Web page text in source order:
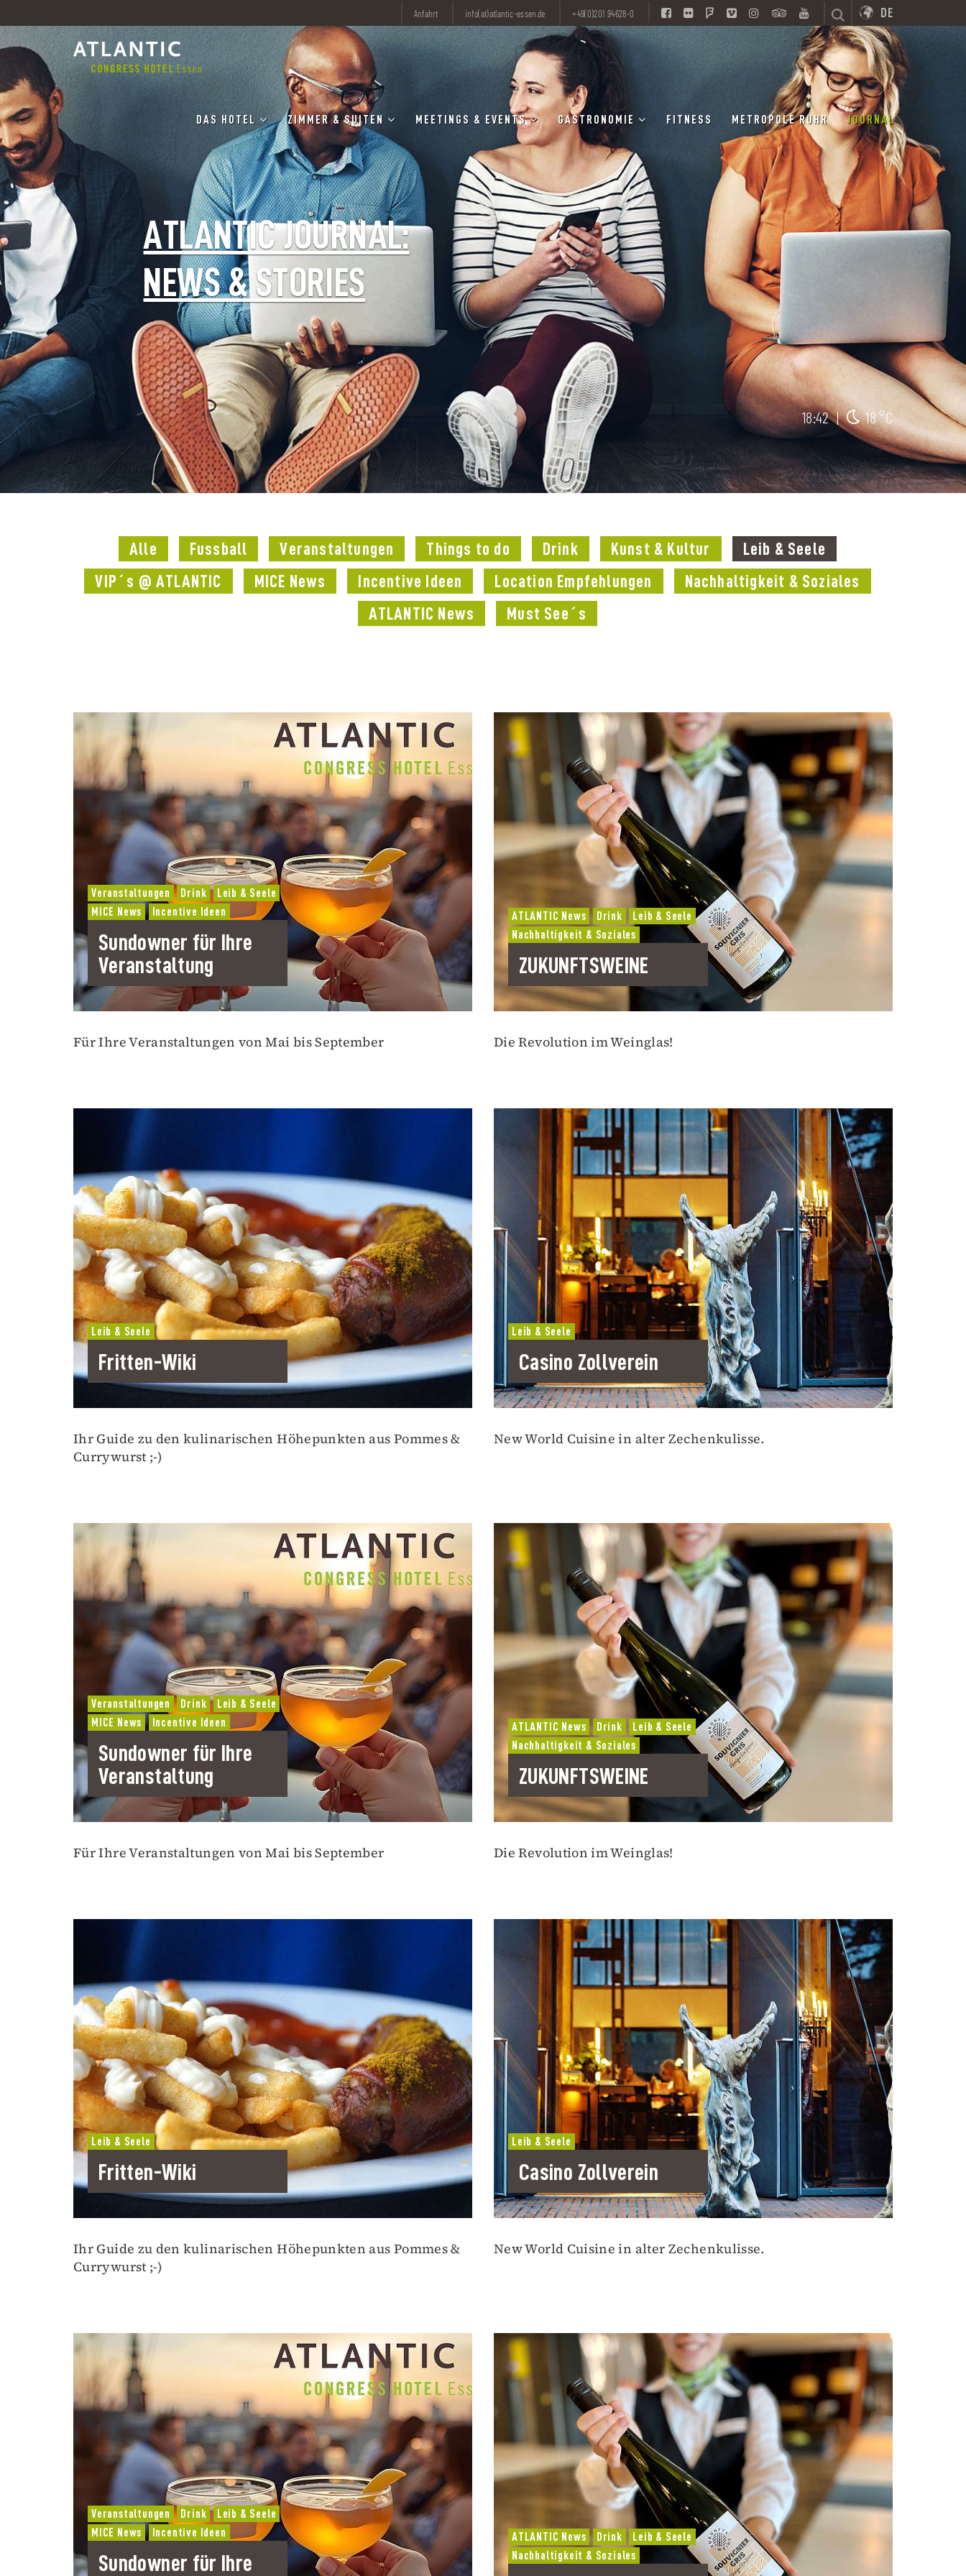
Anfahrt info(at)atlantic-essen.de +49(0)201 94628-0 DE
DAS HOTEL ZIMMER & SUITEN MEETINGS & EVENTS GASTRONOMIE FITNESS METROPOLE RUHR JOURNAL
ATLANTIC JOURNAL:
NEWS & STORIES
18:42 | 18 °C
Alle Fussball Veranstaltungen Things to do Drink Kunst & Kultur
Leib & Seele
VIP´s @ ATLANTIC
MICE News Incentive Ideen Location Empfehlungen
Nachhaltigkeit & Soziales
ATLANTIC News
Must See´s
Veranstaltungen Drink
Leib & Seele
MICE News
Incentive Ideen
Sundowner für Ihre
Veranstaltung
Für Ihre Veranstaltungen von Mai bis September
ATLANTIC News Drink
Leib & Seele
Nachhaltigkeit & Soziales
ZUKUNFTSWEINE
Die Revolution im Weinglas!
Leib & Seele
Fritten-Wiki
Ihr Guide zu den kulinarischen Höhepunkten aus Pommes &
Currywurst ;-)
Leib & Seele
Casino Zollverein
New World Cuisine in alter Zechenkulisse.
Veranstaltungen Drink
Leib & Seele
MICE News
Incentive Ideen
Sundowner für Ihre
Veranstaltung
Für Ihre Veranstaltungen von Mai bis September
ATLANTIC News Drink
Leib & Seele
Nachhaltigkeit & Soziales
ZUKUNFTSWEINE
Die Revolution im Weinglas!
Leib & Seele
Fritten-Wiki
Ihr Guide zu den kulinarischen Höhepunkten aus Pommes &
Currywurst ;-)
Leib & Seele
Casino Zollverein
New World Cuisine in alter Zechenkulisse.
Veranstaltungen Drink
Leib & Seele
MICE News
Incentive Ideen
Sundowner für Ihre
ATLANTIC News Drink
Leib & Seele
Nachhaltigkeit & Soziales